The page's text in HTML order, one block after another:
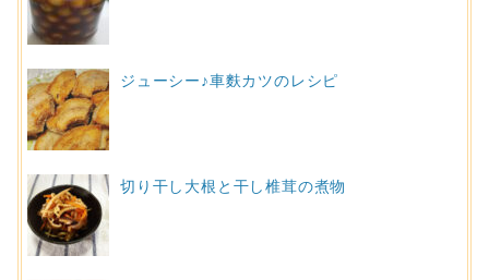
ジューシー♪車麩カツのレシピ
切り干し大根と干し椎茸の煮物